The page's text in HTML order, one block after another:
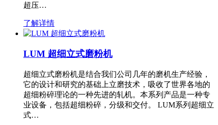
超压…
了解详情
LUM 超细立式磨粉机
超细立式磨粉机是结合我们公司几年的磨机生产经验，
它的设计和研究的基础上立磨技术，吸收了世界各地的
超细粉碎理论的一种先进的轧机。本系列产品是一种专
业设备，包括超细粉碎，分级和交付。 LUM系列超细立
式…